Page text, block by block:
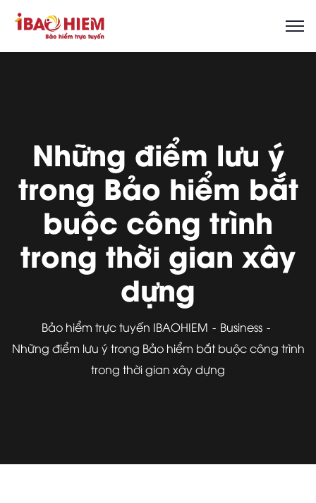
Những điểm lưu ý
trong Bảo hiểm bắt
buộc công trình
trong thời gian xây
dựng
Bảo hiểm trực tuyến IBAOHIEM
Business
Những điểm lưu ý trong Bảo hiểm bắt buộc công trình
trong thời gian xây dựng